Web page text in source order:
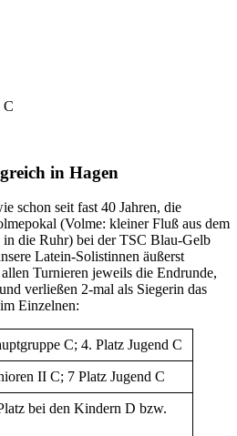
C
in Hagen
schon seit fast 40 Jahren, die
(Volme: kleiner Fluß aus dem
in die Ruhr) bei der TSC Blau-Gelb
Latein-Solistinnen äußerst
Turnieren jeweils die Endrunde,
verließen 2-mal als Siegerin das
Einzelnen:
C; 4. Platz Jugend C
II C; 7 Platz Jugend C
bei den Kindern D bzw.